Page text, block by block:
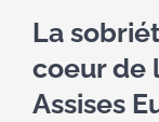
La
coeur de
Assises